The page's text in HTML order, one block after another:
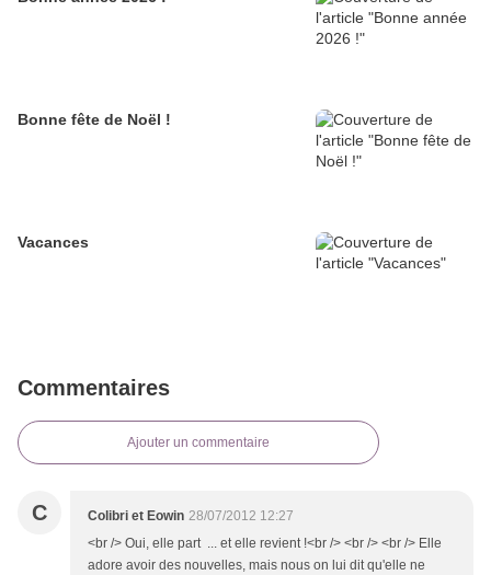
Bonne fête de Noël !
Vacances
Commentaires
Ajouter un commentaire
C Colibri et Eowin 28/07/2012 12:27
<br /> Oui, elle part ... et elle revient !<br /> <br /> <br /> Elle
adore avoir des nouvelles, mais nous on lui dit qu'elle ne